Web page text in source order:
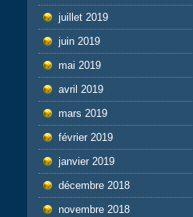
juillet 2019
juin 2019
mai 2019
avril 2019
mars 2019
février 2019
janvier 2019
décembre 2018
novembre 2018